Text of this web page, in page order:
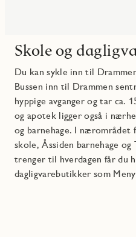
Skole og
Du kan sykle inn til
Bussen inn til Drammen
hyppige avganger og tar ca.
og apotek ligger også i
og barnehage. I nærområdet
skole, Åssiden barnehage
trenger til hverdagen får du
dagligvarebutikker som